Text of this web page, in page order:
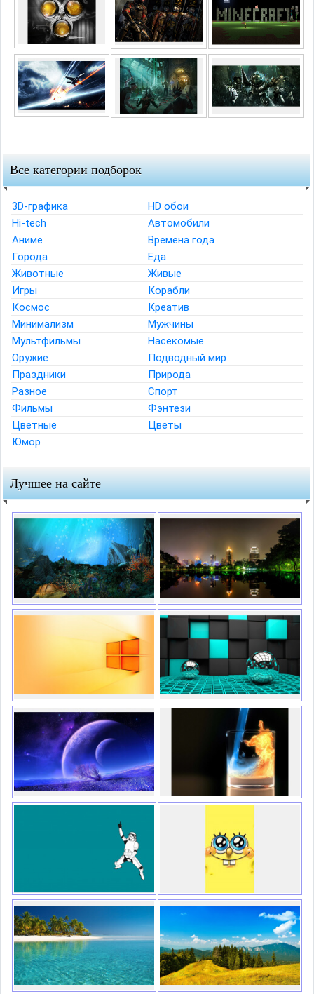
Все категории подборок
3D-графика
HD обои
Hi-tech
Автомобили
Аниме
Времена года
Города
Еда
Животные
Живые
Игры
Корабли
Космос
Креатив
Минимализм
Мужчины
Мультфильмы
Насекомые
Оружие
Подводный мир
Праздники
Природа
Разное
Спорт
Фильмы
Фэнтези
Цветные
Цветы
Юмор
Лучшее на сайте